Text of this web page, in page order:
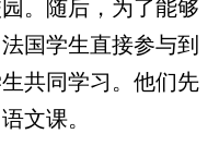
。随后，为了能够
国学生直接参与到
共同学习。他们先
文课。